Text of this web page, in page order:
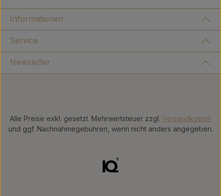
Informationen
Service
Newsletter
Alle Preise exkl. gesetzl. Mehrwertsteuer zzgl. Versandkosten
und ggf. Nachnahmegebühren, wenn nicht anders angegeben.